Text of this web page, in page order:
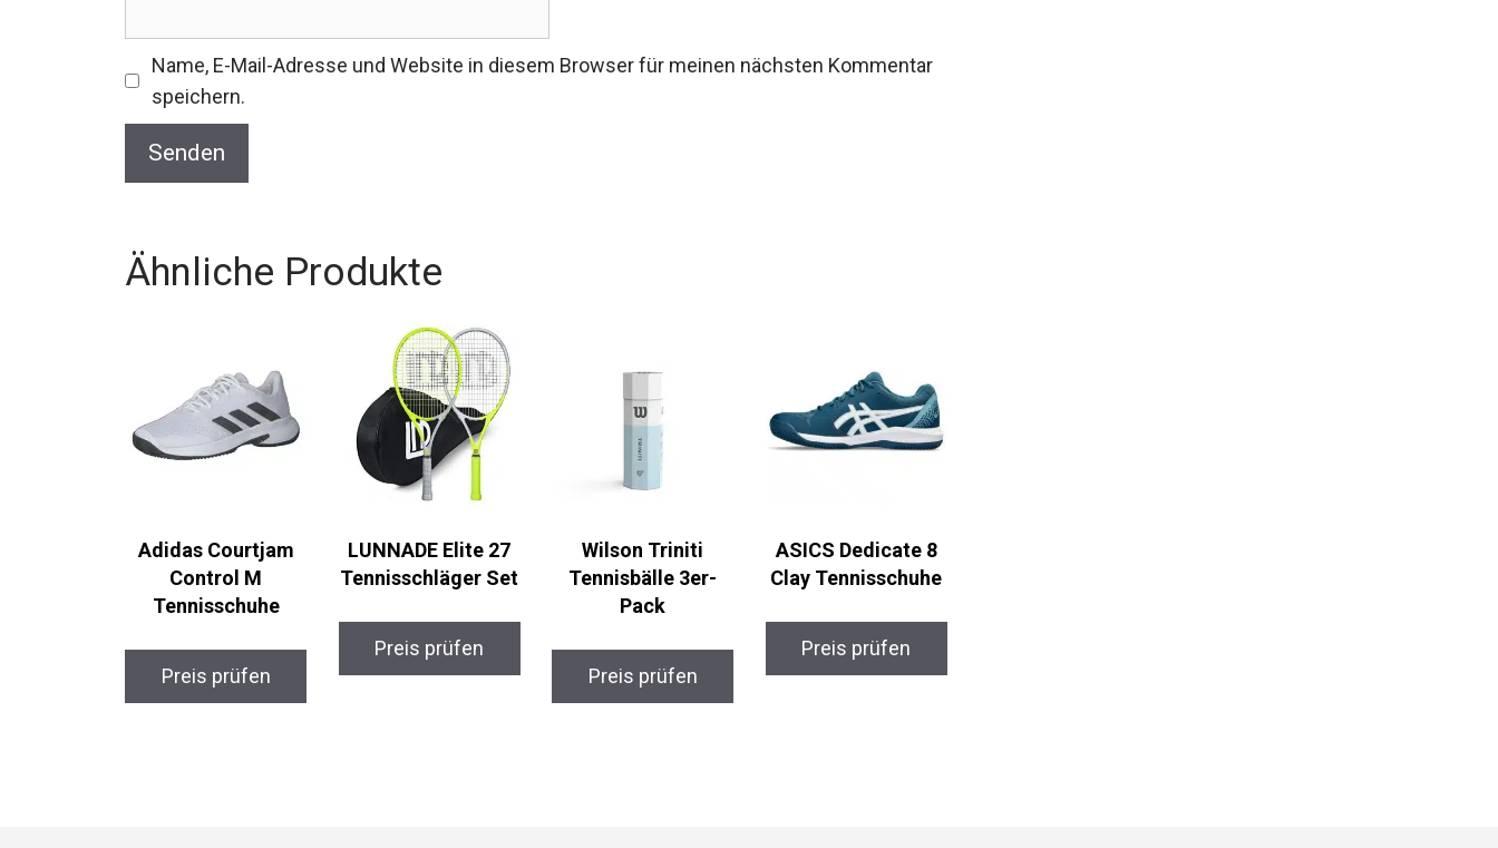
Name, E-Mail-Adresse und Website in diesem Browser für meinen nächsten Kommentar
speichern.
Ähnliche Produkte
Adidas Courtjam
Control M
Tennisschuhe
Preis prüfen
LUNNADE Elite 27
Tennisschläger Set
Preis prüfen
Wilson Triniti
Tennisbälle 3er-
Pack
Preis prüfen
ASICS Dedicate 8
Clay Tennisschuhe
Preis prüfen